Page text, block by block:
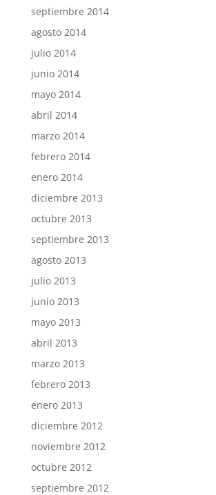
septiembre 2014
agosto 2014
julio 2014
junio 2014
mayo 2014
abril 2014
marzo 2014
febrero 2014
enero 2014
diciembre 2013
octubre 2013
septiembre 2013
agosto 2013
julio 2013
junio 2013
mayo 2013
abril 2013
marzo 2013
febrero 2013
enero 2013
diciembre 2012
noviembre 2012
octubre 2012
septiembre 2012